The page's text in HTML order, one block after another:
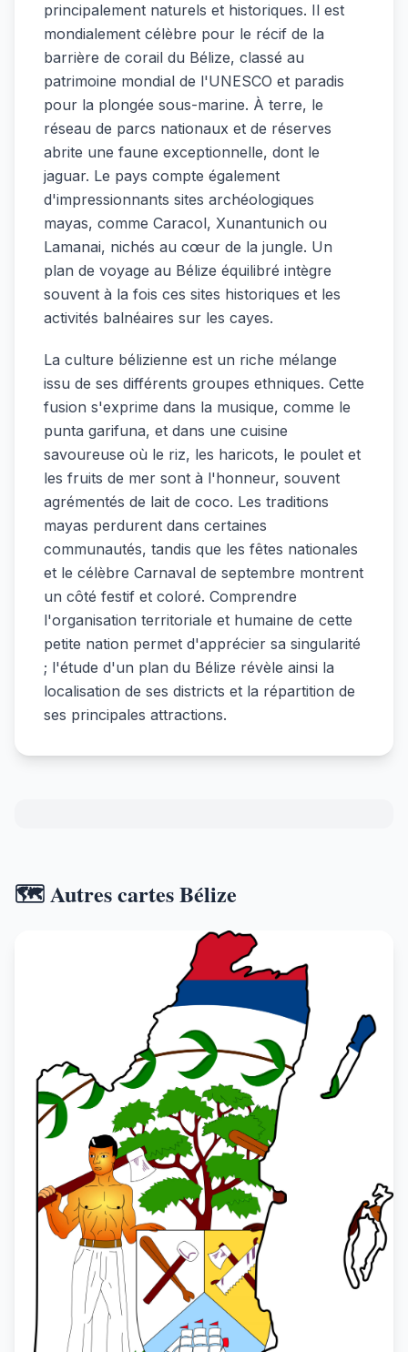
principalement naturels et historiques. Il est
mondialement célèbre pour le récif de la
barrière de corail du Bélize, classé au
patrimoine mondial de l'UNESCO et paradis
pour la plongée sous-marine. À terre, le
réseau de parcs nationaux et de réserves
abrite une faune exceptionnelle, dont le
jaguar. Le pays compte également
d'impressionnants sites archéologiques
mayas, comme Caracol, Xunantunich ou
Lamanai, nichés au cœur de la jungle. Un
plan de voyage au Bélize équilibré intègre
souvent à la fois ces sites historiques et les
activités balnéaires sur les cayes.
La culture bélizienne est un riche mélange
issu de ses différents groupes ethniques. Cette
fusion s'exprime dans la musique, comme le
punta garifuna, et dans une cuisine
savoureuse où le riz, les haricots, le poulet et
les fruits de mer sont à l'honneur, souvent
agrémentés de lait de coco. Les traditions
mayas perdurent dans certaines
communautés, tandis que les fêtes nationales
et le célèbre Carnaval de septembre montrent
un côté festif et coloré. Comprendre
l'organisation territoriale et humaine de cette
petite nation permet d'apprécier sa singularité
; l'étude d'un plan du Bélize révèle ainsi la
localisation de ses districts et la répartition de
ses principales attractions.
🗺️ Autres cartes Bélize